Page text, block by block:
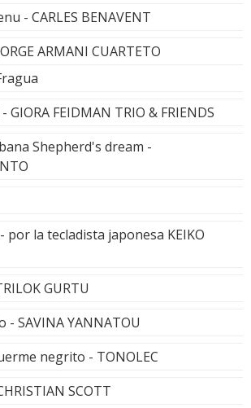
- CARLES BENAVENT
ARMANI CUARTETO
GIORA FEIDMAN TRIO & FRIENDS
Shepherd's dream -
por la tecladista japonesa KEIKO
GURTU
- SAVINA YANNATOU
negrito - TONOLEC
SCOTT